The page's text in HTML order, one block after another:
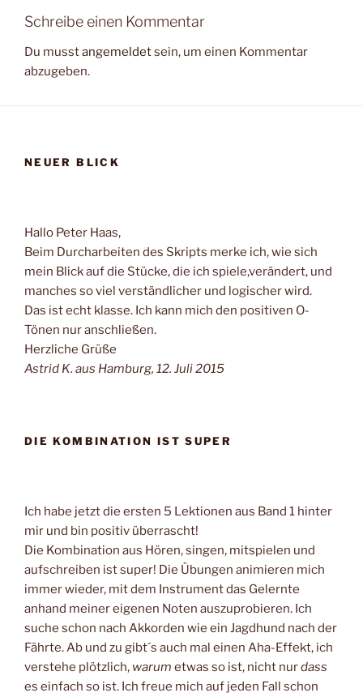
Schreibe einen Kommentar
Du musstangemeldetsein, um einen Kommentar
abzugeben.
NEUER BLICK
Hallo Peter Haas,
Beim Durcharbeiten des Skripts merke ich, wie sich
mein Blick auf die Stücke, die ich spiele,verändert, und
manches so viel verständlicher und logischer wird.
Das ist echt klasse. Ich kann mich den positiven O-
Tönen nur anschließen.
Herzliche Grüße
Astrid K. aus Hamburg, 12. Juli 2015
DIE KOMBINATION IST SUPER
Ich habe jetzt die ersten 5 Lektionen aus Band 1 hinter
mir und bin positiv überrascht!
Die Kombination aus Hören, singen, mitspielen und
aufschreiben ist super! Die Übungen animieren mich
immer wieder, mit dem Instrument das Gelernte
anhand meiner eigenen Noten auszuprobieren. Ich
suche schon nach Akkorden wie ein Jagdhund nach der
Fährte. Ab und zu gibt´s auch mal einen Aha-Effekt, ich
verstehe plötzlich, warum etwas so ist, nicht nurdass
es einfach so ist. Ich freue mich auf jeden Fall schon